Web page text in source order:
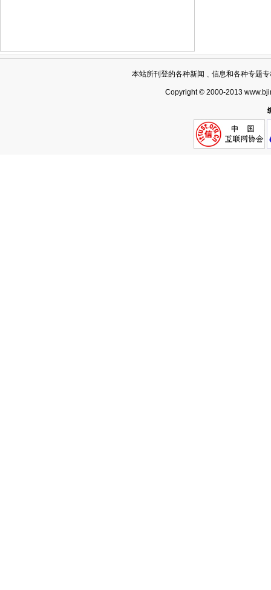
本站所刊登的各种新闻﹑信息和各种专题
Copyright © 2000-2013